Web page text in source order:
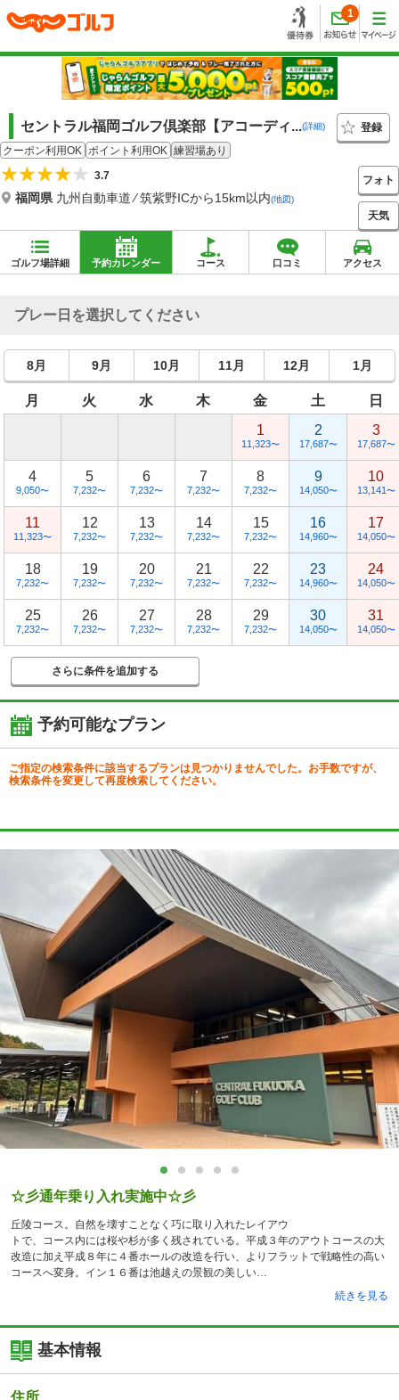
1
セントラル福岡ゴルフ倶楽部【アコーディ...(詳細)
登録
クーポン利用OK ポイント利用OK 練習場あり
3.7
福岡県 九州自動車道 ⁄ 筑紫野ICから15km以内(地図)
フォト
天気
ゴルフ場詳細 予約カレンダー コース 口コミ アクセス
プレー日を選択してください
8月 9月 10月 11月 12月 1月
月 火 水 木 金 土
日
1
11,323〜
2
17,687〜
3
17,687〜
4
9,050〜
5
7,232〜
6
7,232〜
7
7,232〜
8
7,232〜
9
14,050〜
10
13,141〜
11
11,323〜
12
7,232〜
13
7,232〜
14
7,232〜
15
7,232〜
16
14,960〜
17
14,050〜
18
7,232〜
19
7,232〜
20
7,232〜
21
7,232〜
22
7,232〜
23
14,960〜
24
14,050〜
25
7,232〜
26
7,232〜
27
7,232〜
28
7,232〜
29
7,232〜
30
14,050〜
31
14,050〜
さらに条件を追加する
予約可能なプラン
ご指定の検索条件に該当するプランは見つかりませんでした。お手数ですが、
検索条件を変更して再度検索してください。
☆彡通年乗り入れ実施中☆彡
丘陵コース。自然を壊すことなく巧に取り入れたレイアウ
トで、コース内には桜や杉が多く残されている。平成３年のアウトコースの大
改造に加え平成８年に４番ホールの改造を行い、よりフラットで戦略性の高い
コースへ変身。イン１６番は池越えの景観の美しい
続きを見る
基本情報